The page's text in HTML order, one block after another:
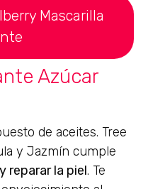
Mascarilla
Azúcar
de aceites. Tree
y Jazmín cumple
reparar la piel. Te